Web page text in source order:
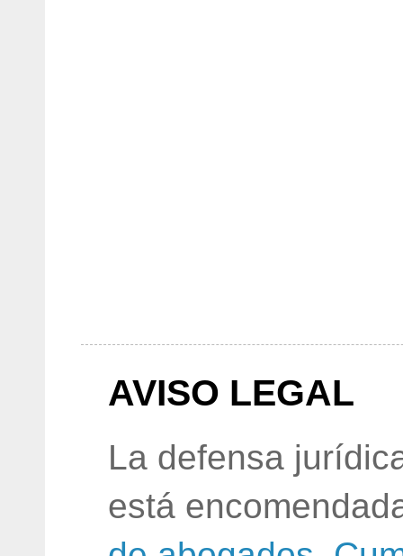
AVISO LEGAL
La defensa
está